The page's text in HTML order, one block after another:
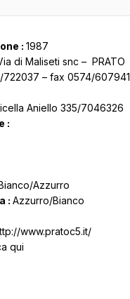
: 1987
di Maliseti snc – PRATO
722037 – fax 0574/607941
Aniello 335/7046326
:
Azzurro
: Azzurro/Bianco
www.pratoc5.it/
qui